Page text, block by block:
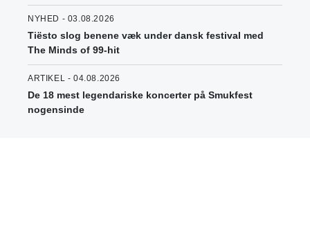
NYHED - 03.08.2026
Tiësto slog benene væk under dansk festival med
The Minds of 99-hit
ARTIKEL - 04.08.2026
De 18 mest legendariske koncerter på Smukfest
nogensinde